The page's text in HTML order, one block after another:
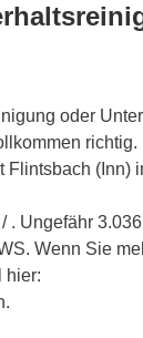
oder
richtig.
Flintsbach (Inn)
. Ungefähr
Wenn Sie
hier: